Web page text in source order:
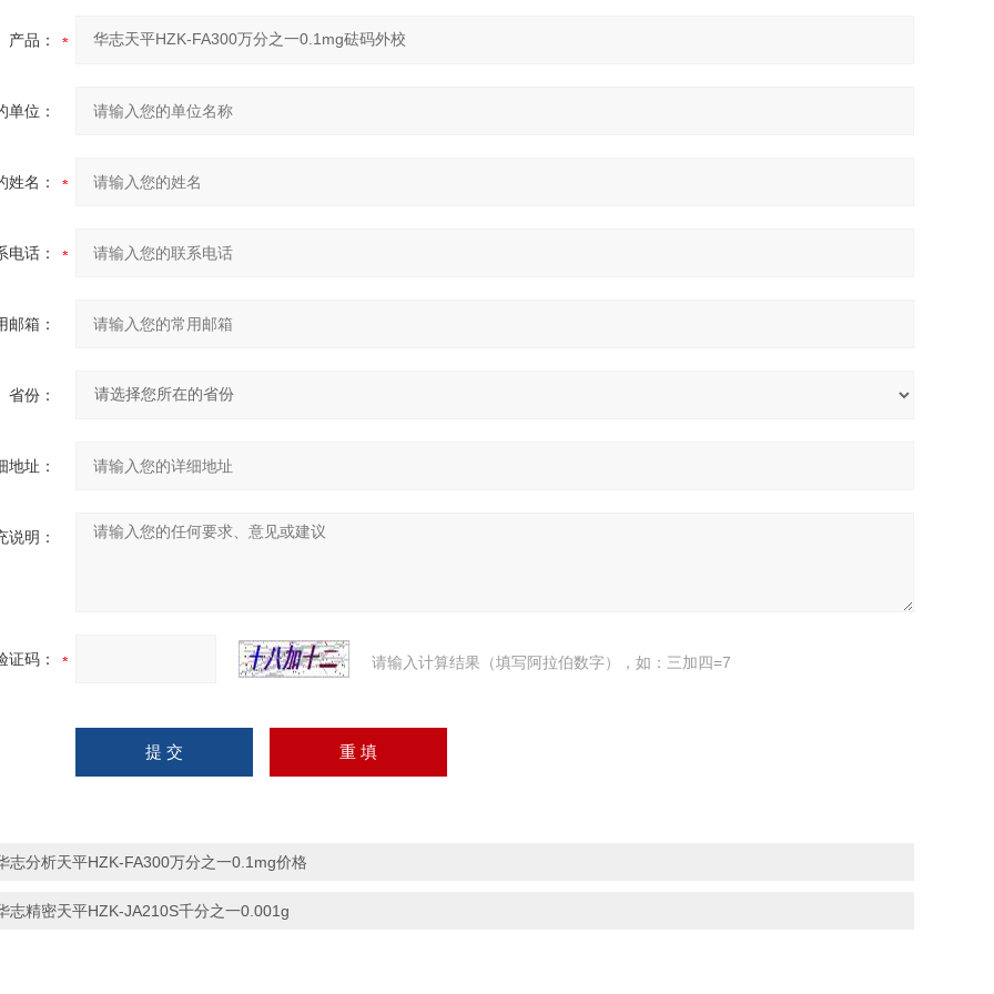
产品：
单位：
姓名：
电话：
邮箱：
省份：
地址：
说明：
证码： 请输入计算结果（填写阿拉伯数字），如：三加四=7
志分析天平HZK-FA300万分之一0.1mg价格
志精密天平HZK-JA210S千分之一0.001g